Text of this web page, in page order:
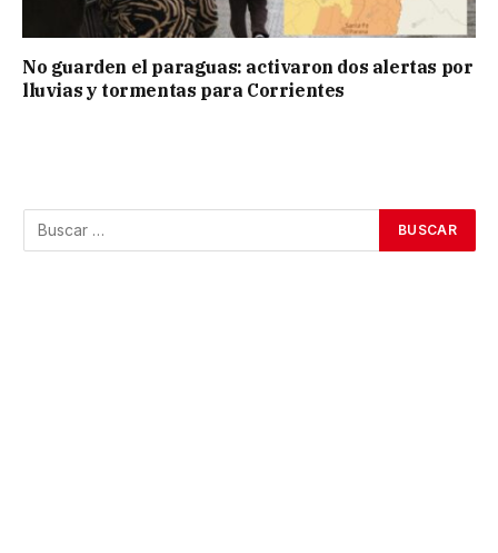
No guarden el paraguas: activaron dos alertas por
lluvias y tormentas para Corrientes